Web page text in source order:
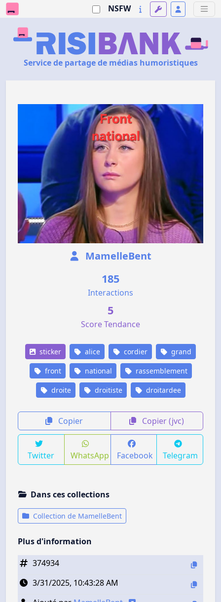
NSFW
Service de partage de médias humoristiques
MamelleBent
185
Interactions
5
Score Tendance
sticker alice cordier grand
front national rassemblement
droite droitiste droitardee
Copier Copier (jvc)
Twitter WhatsApp Facebook Telegram
Dans ces collections
Collection de MamelleBent
Plus d'information
374934
3/31/2025, 10:43:28 AM